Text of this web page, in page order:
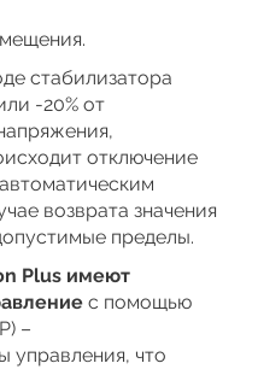
стабилизатора
-20% от
отключение
возврата значения
пределы.
Plus имеют
с помощью
–
управления, что